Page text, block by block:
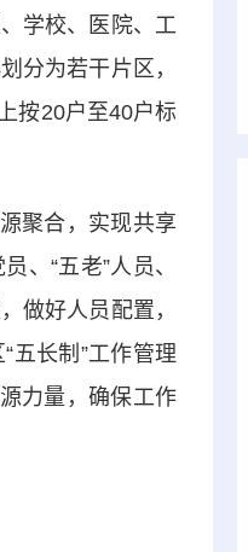
学校、医院、工
分为若干片区，
按20户至40户标
聚合，实现共享
、“五老”人员、
做好人员配置，
五长制”工作管理
力量，确保工作